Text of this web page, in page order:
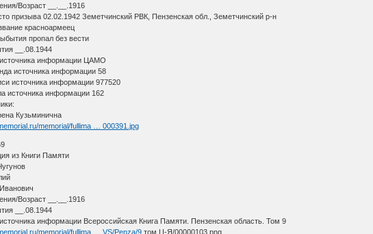
Возраст __.__.1916
призыва 02.02.1942 Земетчинский РВК, Пензенская обл., Земетчинский р-н
красноармеец
пропал без вести
__.08.1944
информации ЦАМО
источника информации 58
источника информации 977520
источника информации 162
Кузьминична
memorial/fullima … 000391.jpg
из Книги Памяти
Возраст __.__.1916
__.08.1944
информации Всероссийская Книга Памяти. Пензенская область. Том 9
memorial/fullima … VS/Penza/9 том Ц-Я/00000103.png